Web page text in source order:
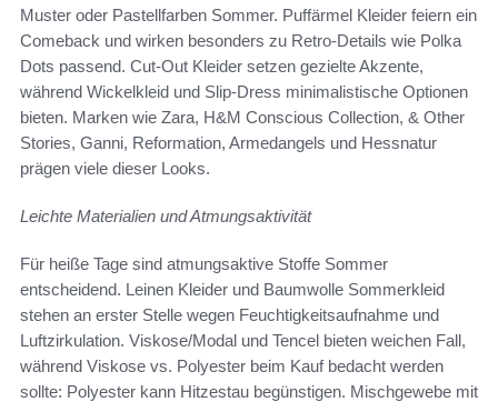
Muster oder Pastellfarben Sommer. Puffärmel Kleider feiern ein
Comeback und wirken besonders zu Retro-Details wie Polka
Dots passend. Cut-Out Kleider setzen gezielte Akzente,
während Wickelkleid und Slip-Dress minimalistische Optionen
bieten. Marken wie Zara, H&M Conscious Collection, & Other
Stories, Ganni, Reformation, Armedangels und Hessnatur
prägen viele dieser Looks.
Leichte Materialien und Atmungsaktivität
Für heiße Tage sind atmungsaktive Stoffe Sommer
entscheidend. Leinen Kleider und Baumwolle Sommerkleid
stehen an erster Stelle wegen Feuchtigkeitsaufnahme und
Luftzirkulation. Viskose/Modal und Tencel bieten weichen Fall,
während Viskose vs. Polyester beim Kauf bedacht werden
sollte: Polyester kann Hitzestau begünstigen. Mischgewebe mit